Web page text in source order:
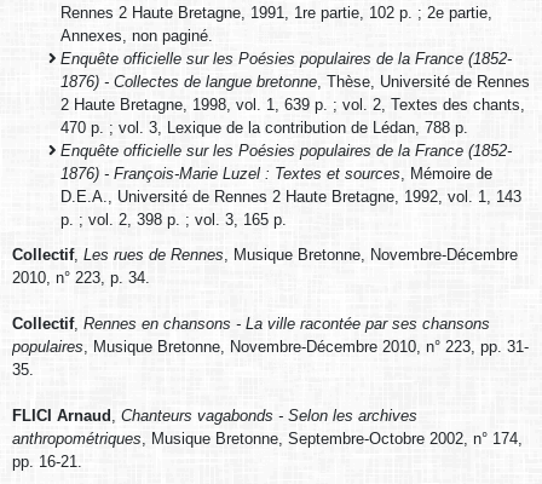
Rennes 2 Haute Bretagne, 1991, 1re partie, 102 p. ; 2e partie,
Annexes, non paginé.
Enquête officielle sur les Poésies populaires de la France (1852-
1876) - Collectes de langue bretonne , Thèse, Université de Rennes
2 Haute Bretagne, 1998, vol. 1, 639 p. ; vol. 2, Textes des chants,
470 p. ; vol. 3, Lexique de la contribution de Lédan, 788 p.
Enquête officielle sur les Poésies populaires de la France (1852-
1876) - François-Marie Luzel : Textes et sources , Mémoire de
D.E.A., Université de Rennes 2 Haute Bretagne, 1992, vol. 1, 143
p. ; vol. 2, 398 p. ; vol. 3, 165 p.
Collectif, Les rues de Rennes , Musique Bretonne, Novembre-Décembre
2010, n° 223, p. 34.
Collectif, Rennes en chansons - La ville racontée par ses chansons
populaires , Musique Bretonne, Novembre-Décembre 2010, n° 223, pp. 31-
35.
FLICI Arnaud
Chanteurs vagabonds - Selon les archives
anthropométriques , Musique Bretonne, Septembre-Octobre 2002, n° 174,
pp. 16-21.